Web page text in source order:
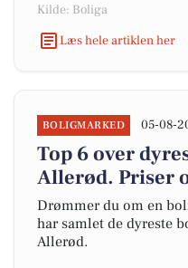
Kilde: Boliga
Læs hele artiklen her
BOLIGMARKED 05-08-
Top 6 over
Allerød. Priser
Drømmer du om en
har samlet de dyreste
Allerød.